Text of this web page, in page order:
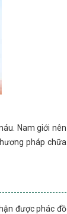
Nam giới nên
pháp chữa
được phác đồ